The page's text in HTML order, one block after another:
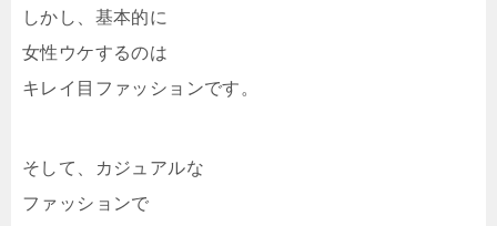
しかし、基本的に
女性ウケするのは
キレイ目ファッションです。
そして、カジュアルな
ファッションで